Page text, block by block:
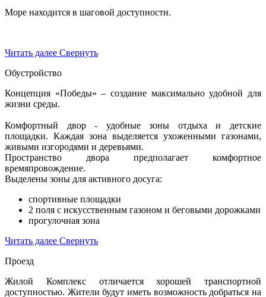
Море находится в шаговой доступности.
Читать далее Свернуть
Обустройство
Концепция «Победы» – создание максимально удобной для
жизни среды.
Комфортный двор - удобные зоны отдыха и детские
площадки. Каждая зона выделяется ухоженными газонами,
живыми изгородями и деревьями.
Пространство двора предполагает комфортное
времяпровождение.
Выделены зоны для активного досуга:
спортивные площадки
2 поля с искусственным газоном и беговыми дорожками
прогулочная зона
Читать далее Свернуть
Проезд
Жилой Комплекс отличается хорошей транспортной
доступностью. Жители будут иметь возможность добраться на